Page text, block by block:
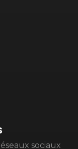
sociaux